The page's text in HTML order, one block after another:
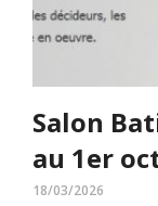
Salon
au 1er
18/03/2026